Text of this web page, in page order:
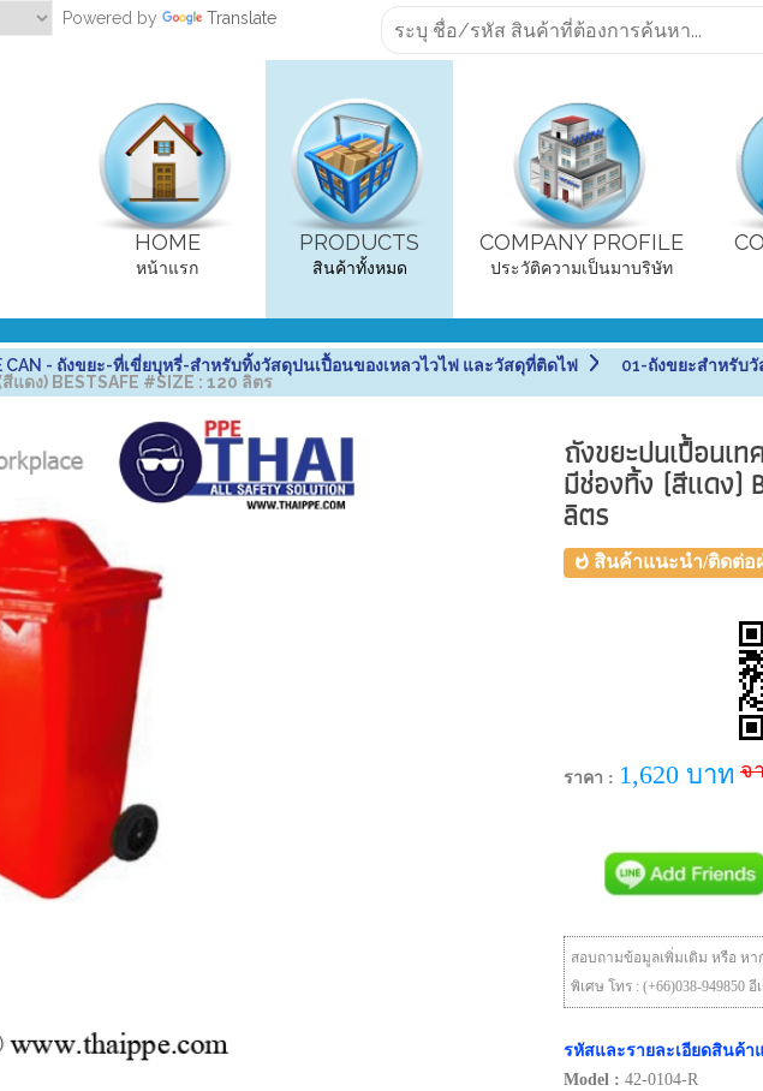
Powered by Translate
HOME
หน้าแรก
PRODUCTS
สินค้าทั้งหมด
COMPANY PROFILE
ประวัติความเป็นมาบริษัท
CAN - ถังขยะ-ที่เขี่ยบุหรี่-สำหรับทิ้งวัสดุปนเปื้อนของเหลวไวไฟ และวัสดุที่ติดไฟ
01-ถังขยะสำหรับ
ดง) BESTSAFE #SIZE : 120 ลิตร
ถังขยะปนเปื้อนเ
มีช่องทิ้ง (สีแดง)
ลิตร
สินค้าแนะนำ/ติดต่อ
ราคา : 1,620 บาท จ
สอบถามข้อมูลเพิ่มเติม หรือ ห
พิเศษ โทร : (+66)038-949850 อี
รหัสและรายละเอียดสินค้
Model : 42-0104-R